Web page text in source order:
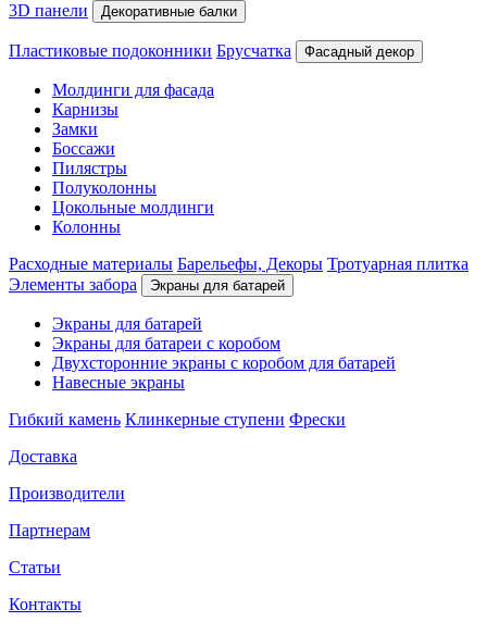
3D панели Декоративные балки
Пластиковые подоконники Брусчатка Фасадный декор
Молдинги для фасада
Карнизы
Замки
Боссажи
Пилястры
Полуколонны
Цокольные молдинги
Колонны
Расходные материалы Барельефы, Декоры Тротуарная плитка
Элементы забора
Экраны для батарей
Экраны для батарей
Экраны для батареи с коробом
Двухсторонние экраны с коробом для батарей
Навесные экраны
Гибкий камень Клинкерные ступени Фрески
Доставка
Производители
Партнерам
Статьи
Контакты